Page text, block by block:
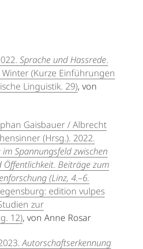
Sprache und Hassrede.
(Kurze Einführungen
Linguistik. 29), von
Gaisbauer / Albrecht
(Hrsg.). 2022.
Spannungsfeld zwischen
Öffentlichkeit. Beiträge zum
(Linz, 4.–6.
edition vulpes
zur
12), von Anne Rosar
Autorschaftserkennung